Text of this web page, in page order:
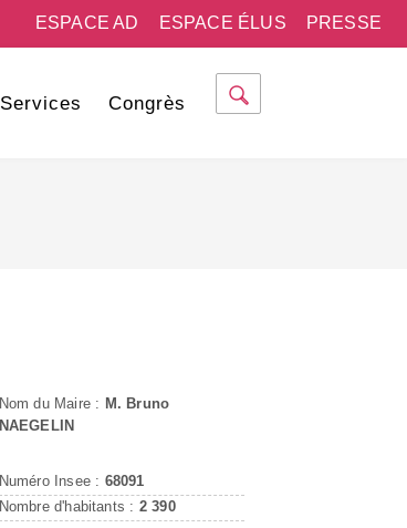
PRESSE
ESPACE ÉLUS
ESPACE AD
Services Congrès
Nom du Maire : M. Bruno
NAEGELIN
Numéro Insee : 68091
Nombre d'habitants : 2 390